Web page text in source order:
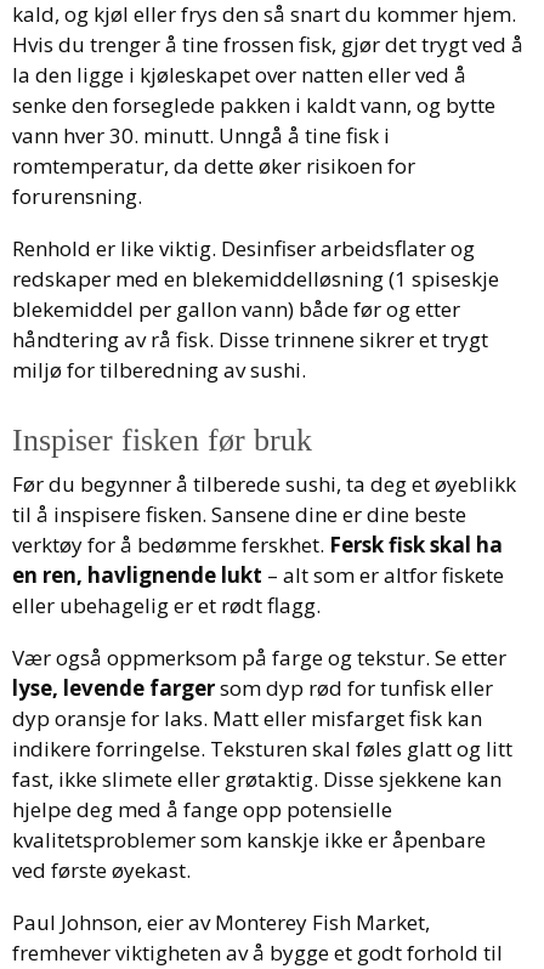
kald, og kjøl eller frys den så snart du kommer hjem.
Hvis du trenger å tine frossen fisk, gjør det trygt ved å
la den ligge i kjøleskapet over natten eller ved å
senke den forseglede pakken i kaldt vann, og bytte
vann hver 30. minutt. Unngå å tine fisk i
romtemperatur, da dette øker risikoen for
forurensning.
Renhold er like viktig. Desinfiser arbeidsflater og
redskaper med en blekemiddelløsning (1 spiseskje
blekemiddel per gallon vann) både før og etter
håndtering av rå fisk. Disse trinnene sikrer et trygt
miljø for tilberedning av sushi.
Inspiser fisken før bruk
Før du begynner å tilberede sushi, ta deg et øyeblikk
til å inspisere fisken. Sansene dine er dine beste
verktøy for å bedømme ferskhet. Fersk fisk skal ha
en ren, havlignende lukt – alt som er altfor fiskete
eller ubehagelig er et rødt flagg.
Vær også oppmerksom på farge og tekstur. Se etter
lyse, levende fargersom dyp rød for tunfisk eller
dyp oransje for laks. Matt eller misfarget fisk kan
indikere forringelse. Teksturen skal føles glatt og litt
fast, ikke slimete eller grøtaktig. Disse sjekkene kan
hjelpe deg med å fange opp potensielle
kvalitetsproblemer som kanskje ikke er åpenbare
ved første øyekast.
Paul Johnson, eier av Monterey Fish Market,
fremhever viktigheten av å bygge et godt forhold til